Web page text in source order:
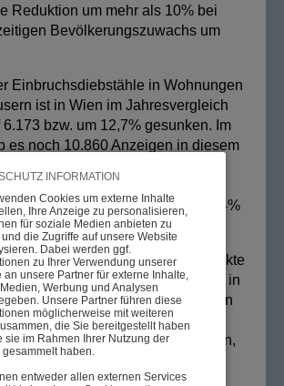
INFORMATION
Cookies um externe Inhalte
Ihre Anzeige zu personalisieren,
für soziale Medien anbieten zu
und die Zugriffe auf unsere Website
Dabei werden ggf.
zu Ihrer Verwendung unserer
an unsere Partner für externe Inhalte,
Werbung und Analysen
Unsere Partner führen diese
möglicherweise mit weiteren
die Sie bereitgestellt haben
sie im Rahmen Ihrer Nutzung der
gesammelt haben.
entweder allen externen Services
Reduktion um mehr als 10% bei
Bevölkerungszuwachs um
Einbruchsdiebstähle in Wohnungen
ist in Wien im Jahresvergleich
bzw. um 12,7% gesunken. Im
es noch 10.860 Anzeigen in diesem
die Anzeigen im Bereich des
Kraftfahrzeugen sind im
von 1.656 auf 1.418 bzw. um 14,4%
haben in Wien Gewaltdelikte
um 4,3% auf 16.618 (nach 15.928 in
davon betrifft Anzeigen wegen
Wirtschaftsstraftaten
um 10,6% zugenommen,
Auch im Bereich
die Zahl der Anzeigen